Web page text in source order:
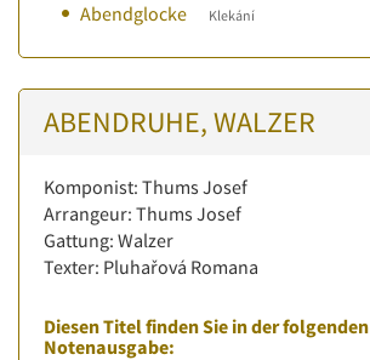
Abendglocke
Klekání
ABENDRUHE, WALZER
Komponist: Thums Josef
Arrangeur: Thums Josef
Gattung: Walzer
Texter: Pluhařová Romana
Diesen Titel finden Sie in der folgenden
Notenausgabe: